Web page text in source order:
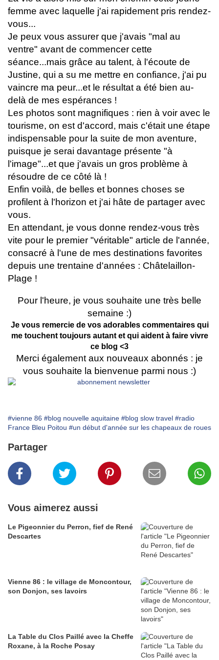
femme avec laquelle j'ai rapidement pris rendez-
vous...
Je peux vous assurer que j'avais "mal au
ventre" avant de commencer cette
séance...mais grâce au talent, à l'écoute de
Justine, qui a su me mettre en confiance, j'ai pu
vaincre ma peur...et le résultat a été bien au-
delà de mes espérances !
Les photos sont magnifiques : rien à voir avec le
tourisme, on est d'accord, mais c'était une étape
indispensable pour la suite de mon aventure,
puisque je serai davantage présente "à
l'image"...et que j'avais un gros problème à
résoudre de ce côté là !
Enfin voilà, de belles et bonnes choses se
profilent à l'horizon et j'ai hâte de partager avec
vous.
En attendant, je vous donne rendez-vous très
vite pour le premier "véritable" article de l'année,
consacré à l'une de mes destinations favorites
depuis une trentaine d'années : Châtelaillon-
Plage !
Pour l'heure, je vous souhaite une très belle
semaine :)
Je vous remercie de vos adorables commentaires qui
me touchent toujours autant et qui aident à faire vivre
ce blog <3
Merci également aux nouveaux abonnés : je
vous souhaite la bienvenue parmi nous :)
#vienne 86 #blog nouvelle aquitaine #blog slow travel #radio
France Bleu Poitou #un début d'année sur les chapeaux de roues
Partager
Vous aimerez aussi
Le Pigeonnier du Perron, fief de René
Descartes
Vienne 86 : le village de Moncontour,
son Donjon, ses lavoirs
La Table du Clos Paillé avec la Cheffe
Roxane, à la Roche Posay